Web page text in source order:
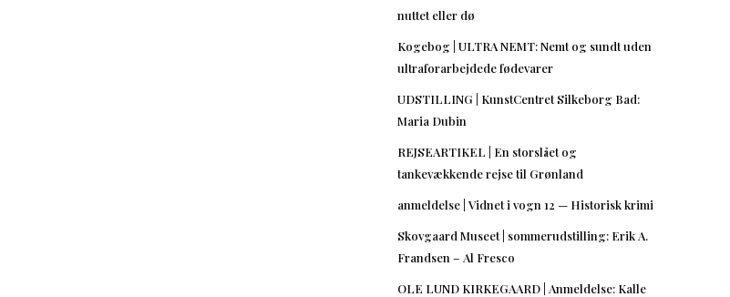
nuttet eller dø
Kogebog | ULTRA NEMT: Nemt og sundt uden
ultraforarbejdede fødevarer
UDSTILLING | KunstCentret Silkeborg Bad:
Maria Dubin
REJSEARTIKEL | En storslået og
tankevækkende rejse til Grønland
anmeldelse | Vidnet i vogn 12 — Historisk krimi
Skovgaard Museet | sommerudstilling: Erik A.
Frandsen – Al Fresco
OLE LUND KIRKEGAARD | Anmeldelse: Kalle